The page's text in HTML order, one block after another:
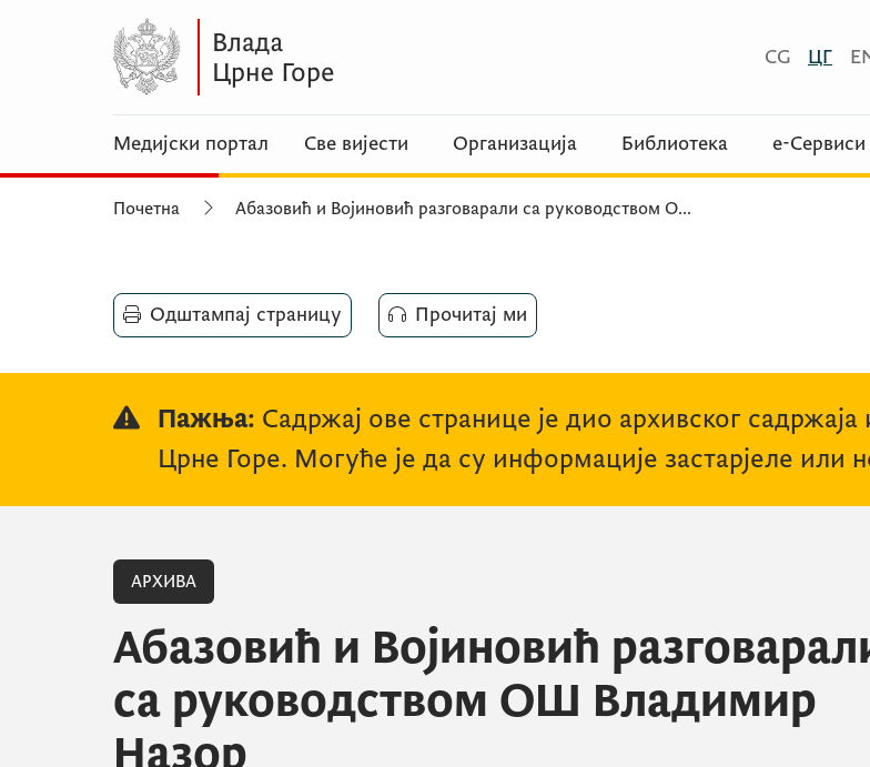
CG ЦГ
Медијски портал Све вијести Организација Библиотека е-Сервиси
Почетна Абазовић и Војиновић разговарали са руководством О...
Одштампај страницу Прочитај ми
Пажња: Садржај ове странице је дио архивског
Црне Горе. Могуће је да су информације застарјеле или
АРХИВА
Абазовић и Војиновић
са руководством ОШ Владимир
Назор